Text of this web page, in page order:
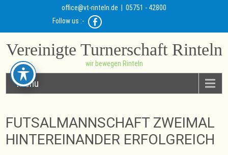
office@vt-rinteln.de | 05751 - 42800
Follow us :-
Vereinigte Turnerschaft Rinteln
wir bewegen Rinteln
Menu
FUTSALMANNSCHAFT ZWEIMAL
HINTEREINANDER ERFOLGREICH